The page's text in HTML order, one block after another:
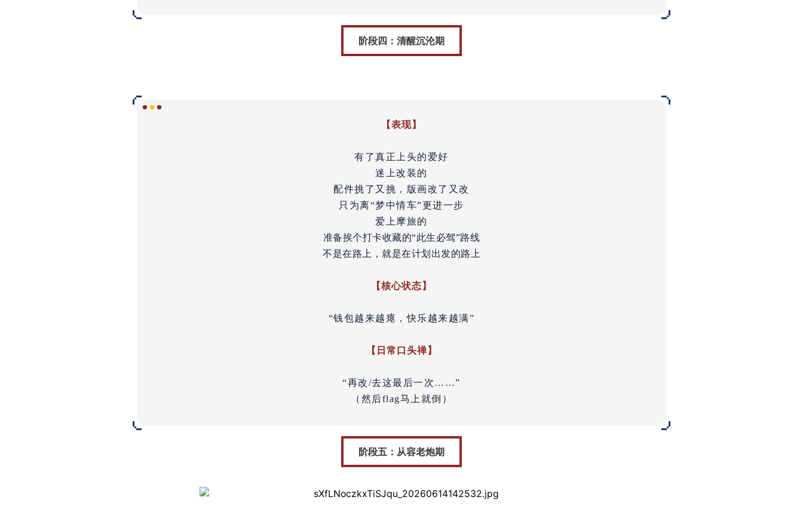
阶段四：清醒沉沦期
【表现】
有了真正上头的爱好
迷上改装的
配件挑了又挑，版画改了又改
只为离“梦中情车”更进一步
爱上摩旅的
准备挨个打卡收藏的“此生必驾”路线
不是在路上，就是在计划出发的路上
【核心状态】
“钱包越来越瘪，快乐越来越满”
【日常口头禅】
“再改/去这最后一次……”
（然后flag马上就倒）
阶段五：从容老炮期